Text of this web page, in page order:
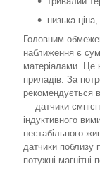
низька
Головним
наближення є
матеріалами. Це
приладів. За
рекомендується
— датчики
індуктивного
нестабільного
датчики поблизу
потужні